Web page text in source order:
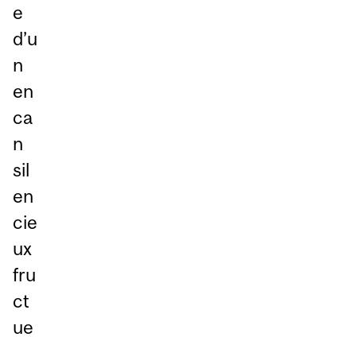
e
d’u
n
en
ca
n
sil
en
cie
ux
fru
ct
ue